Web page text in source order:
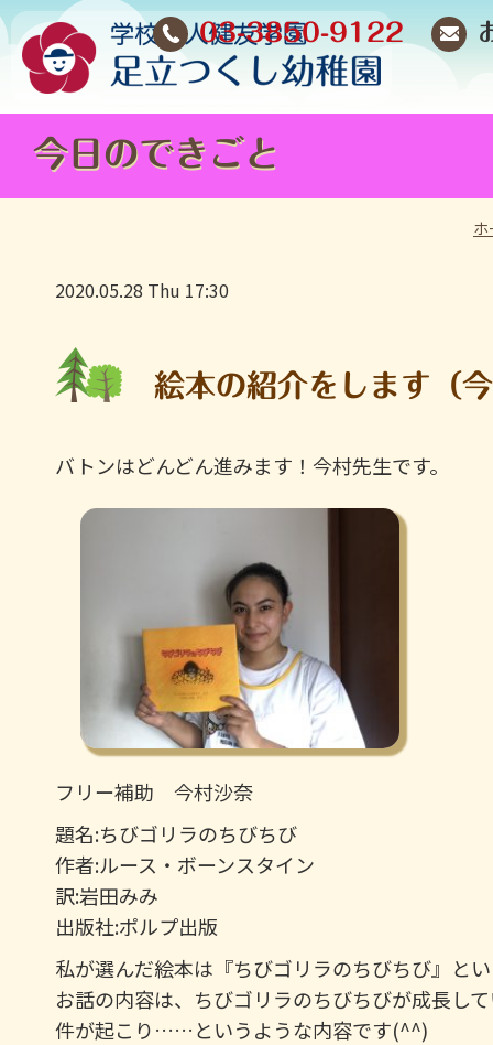
03-3850-9122
今日のできごと
2020.05.28 Thu 17:30
絵本の紹介をします（
バトンはどんどん進みます！今村先生です。
フリー補助 今村沙奈
題名:ちびゴリラのちびちび
作者:ルース・ボーンスタイン
訳:岩田みみ
出版社:ポルプ出版
私が選んだ絵本は『ちびゴリラのちびちび』と
お話の内容は、ちびゴリラのちびちびが成長し
件が起こり……というような内容です(^^)